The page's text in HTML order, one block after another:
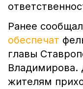
Ранее
обеспечат
главы
Владимирова.
жителям